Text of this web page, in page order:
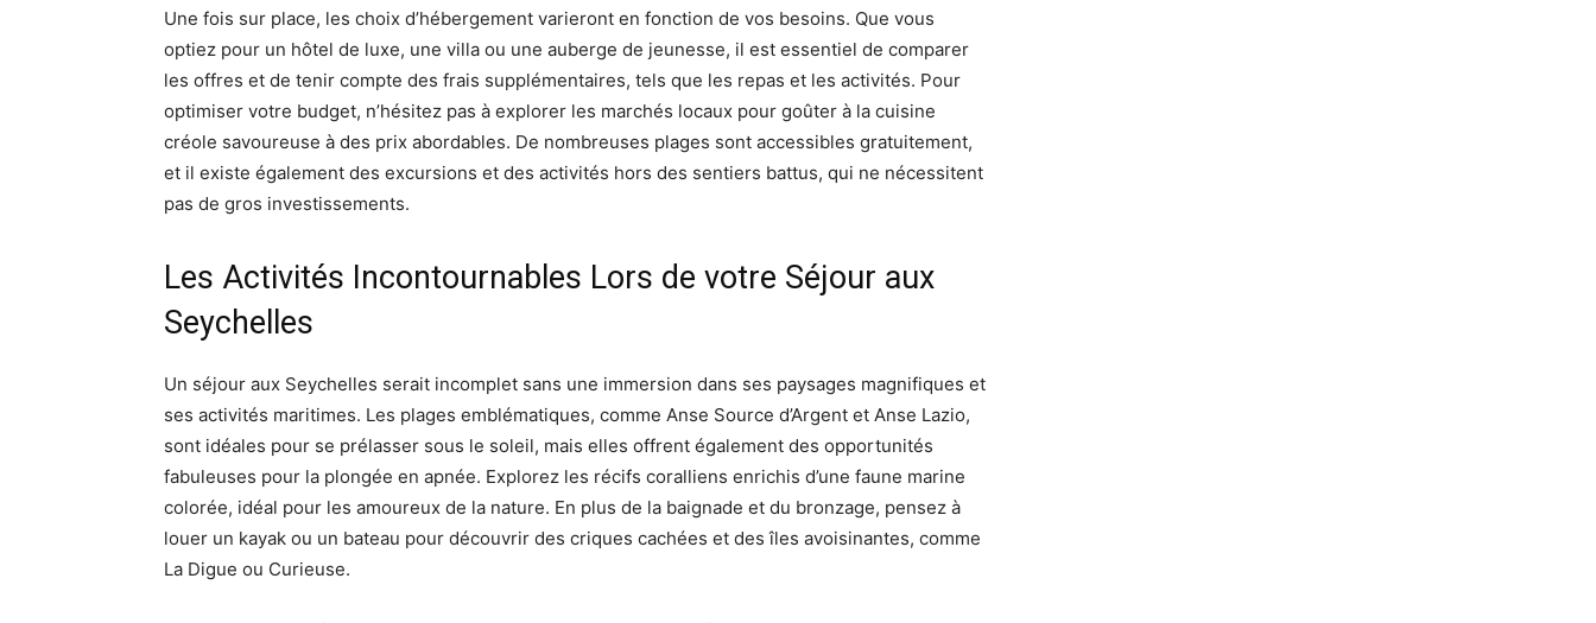
Une fois sur place, les choix d’hébergement varieront en fonction de vos besoins. Que vous
optiez pour un hôtel de luxe, une villa ou une auberge de jeunesse, il est essentiel de comparer
les offres et de tenir compte des frais supplémentaires, tels que les repas et les activités. Pour
optimiser votre budget, n’hésitez pas à explorer les marchés locaux pour goûter à la cuisine
créole savoureuse à des prix abordables. De nombreuses plages sont accessibles gratuitement,
et il existe également des excursions et des activités hors des sentiers battus, qui ne nécessitent
pas de gros investissements.
Les Activités Incontournables Lors de votre Séjour aux
Seychelles
Un séjour aux Seychelles serait incomplet sans une immersion dans ses paysages magnifiques et
ses activités maritimes. Les plages emblématiques, comme Anse Source d’Argent et Anse Lazio,
sont idéales pour se prélasser sous le soleil, mais elles offrent également des opportunités
fabuleuses pour la plongée en apnée. Explorez les récifs coralliens enrichis d’une faune marine
colorée, idéal pour les amoureux de la nature. En plus de la baignade et du bronzage, pensez à
louer un kayak ou un bateau pour découvrir des criques cachées et des îles avoisinantes, comme
La Digue ou Curieuse.